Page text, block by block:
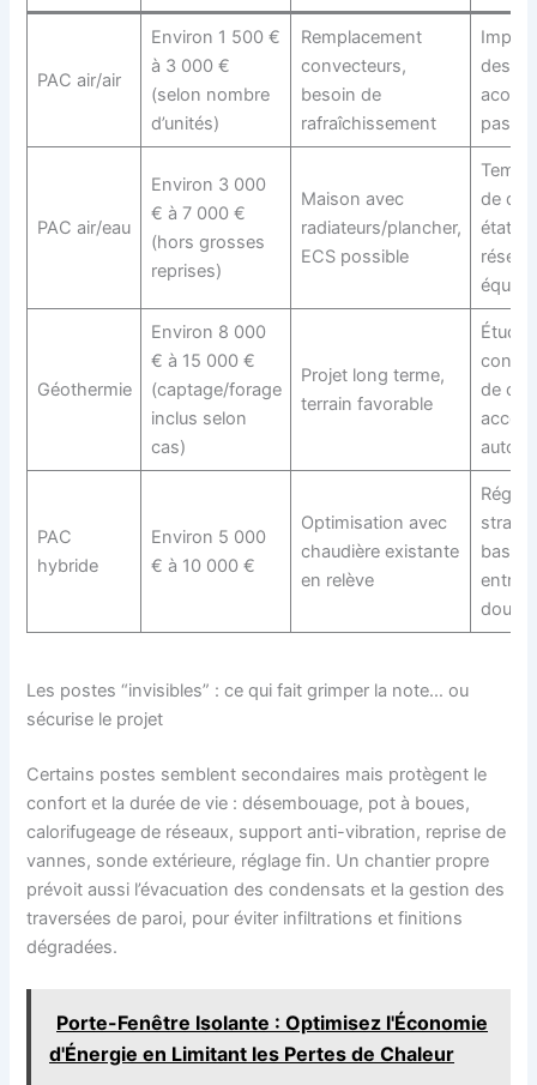
PAC air/air
Environ 1 500 €
à 3 000 €
(selon nombre
d’unités)
Remplacement
convecteurs,
besoin de
rafraîchissement
des
pas
PAC air/eau
Environ 3 000
€ à 7 000 €
(hors grosses
reprises)
Maison avec
radiateurs/plancher,
ECS possible
de
état du
Géothermie
Environ 8 000
€ à 15 000 €
(captage/forage
inclus selon
cas)
Projet long terme,
terrain favorable
de
accès,
PAC
hybride
Environ 5 000
€ à 10 000 €
Optimisation avec
chaudière existante
en relève
double
Les postes “invisibles” : ce qui fait grimper la note… ou
sécurise le projet
Certains postes semblent secondaires mais protègent le
confort et la durée de vie : désembouage, pot à boues,
calorifugeage de réseaux, support anti-vibration, reprise de
vannes, sonde extérieure, réglage fin. Un chantier propre
prévoit aussi l’évacuation des condensats et la gestion des
traversées de paroi, pour éviter infiltrations et finitions
dégradées.
Porte-Fenêtre Isolante : Optimisez l'Économie
d'Énergie en Limitant les Pertes de Chaleur